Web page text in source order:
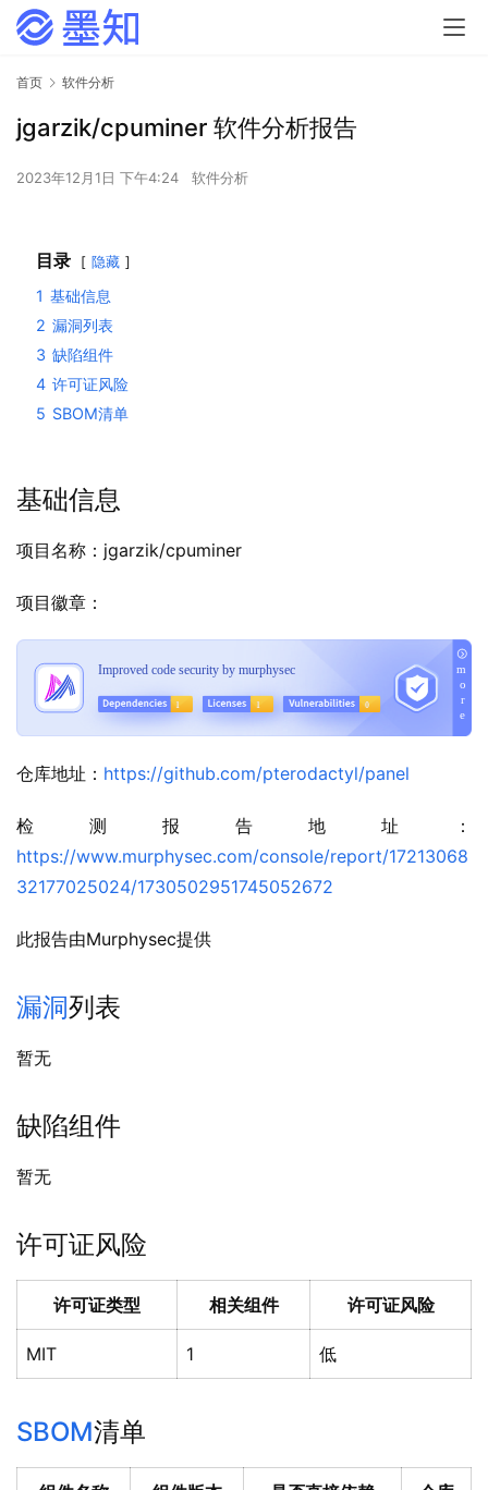
首页 软件分析
jgarzik/cpuminer 软件分析报告
2023年12月1日 下午4:24 软件分析
目录 隐藏
1 基础信息
2 漏洞列表
3 缺陷组件
4 许可证风险
5 SBOM清单
基础信息
项目名称：jgarzik/cpuminer
项目徽章：
仓库地址： https://github.com/pterodactyl/panel
检测报告地址：
https://www.murphysec.com/console/report/17213068
32177025024/1730502951745052672
此报告由Murphysec提供
漏洞列表
暂无
缺陷组件
暂无
许可证风险
许可证类型 相关组件 许可证风险
MIT 1 低
SBOM清单